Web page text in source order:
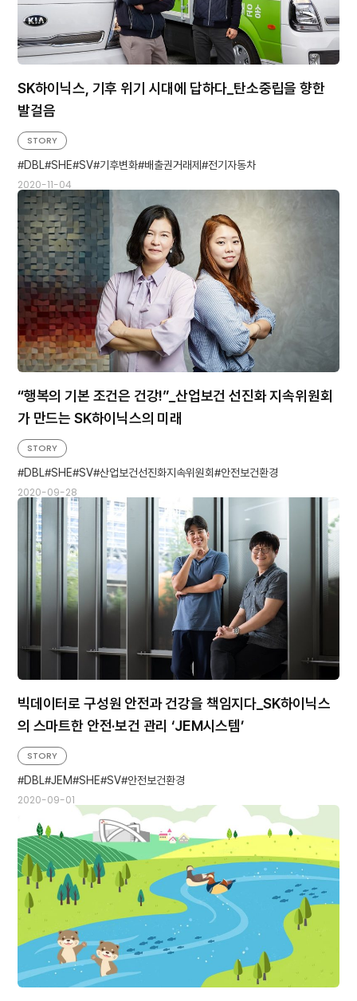
SK하이닉스, 기후 위기 시대에 답하다_탄소중립을 향한
발걸음
2020-11-04
STORY
DBL SHE SV 기후변화 배출권거래제 전기자동차
“행복의 기본 조건은 건강!”_산업보건 선진화 지속위원회
가 만드는 SK하이닉스의 미래
2020-09-28
STORY
DBL SHE SV 산업보건선진화지속위원회 안전보건환경
빅데이터로 구성원 안전과 건강을 책임지다_SK하이닉스
의 스마트한 안전·보건 관리 ‘JEM시스템’
2020-09-01
STORY
DBL JEM SHE SV 안전보건환경